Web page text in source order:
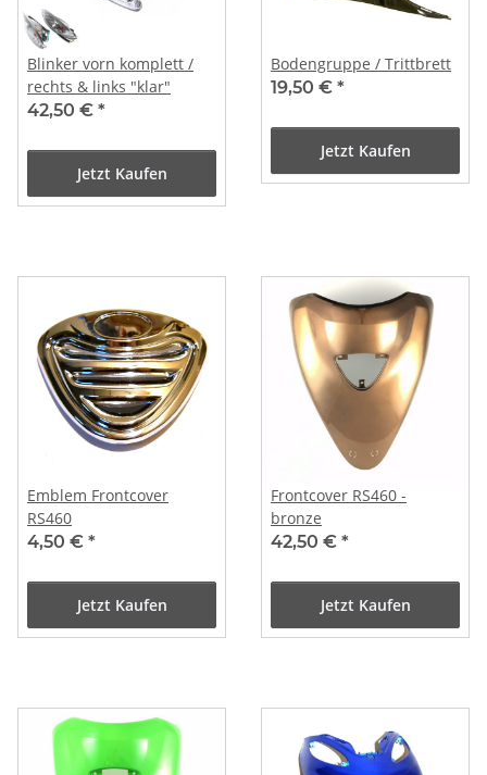
Blinker vorn komplett /
rechts & links "klar"
42,50 € *
Jetzt Kaufen
Bodengruppe / Trittbrett
19,50 € *
Jetzt Kaufen
Emblem Frontcover
RS460
4,50 € *
Jetzt Kaufen
Frontcover RS460 -
bronze
42,50 € *
Jetzt Kaufen